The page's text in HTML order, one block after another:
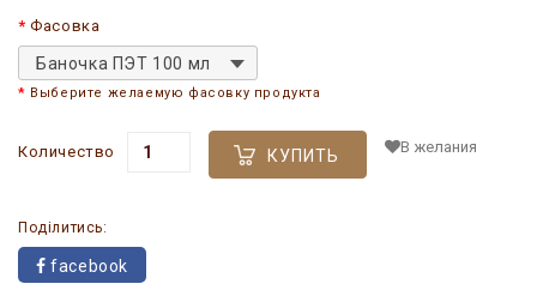
Фасовка
Баночка ПЭТ 100 мл
Выберите желаемую фасовку продукта
Количество КУПИТЬ В желания
Поділитись:
facebook